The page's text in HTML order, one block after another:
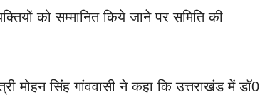
को सम्मानित किये जाने पर समिति की
मोहन सिंह गांववासी ने कहा कि उत्तराखंड में डॉ0